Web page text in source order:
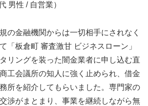
男性 / 自営業）
の金融機関からは一切相手にされなく
「板倉町 審査激甘 ビジネスローン」
リングを装った闇金業者に申し込む直
工会議所の知人に強く止められ、借金
所を紹介してもらいました。専門家の
渉がまとまり、事業を継続しながら無